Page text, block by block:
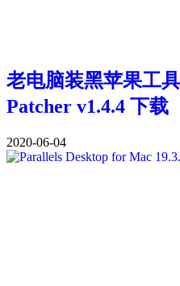
老电脑装黑苹果工
Patcher v1.4.4 下载
2020-06-04